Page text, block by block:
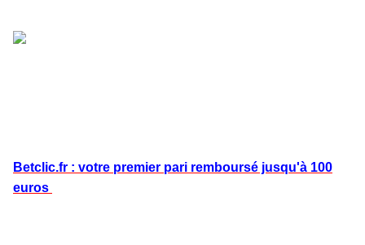
Betclic.fr : votre premier pari remboursé jusqu'à 100
euros